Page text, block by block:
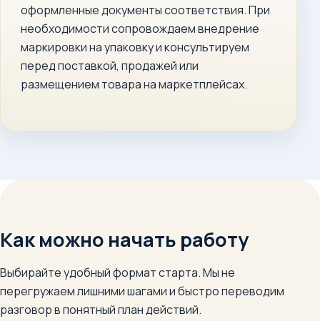
оформленные документы соответствия. При
необходимости сопровождаем внедрение
маркировки на упаковку и консультируем
перед поставкой, продажей или
размещением товара на маркетплейсах.
Как можно начать работу
Выбирайте удобный формат старта. Мы не
перегружаем лишними шагами и быстро переводим
разговор в понятный план действий.